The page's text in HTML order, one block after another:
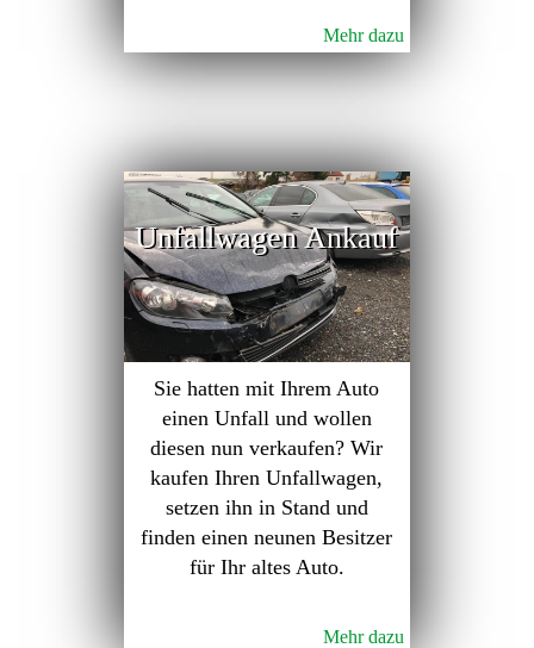
Mehr dazu
Unfallwagen Ankauf
Sie hatten mit Ihrem Auto
einen Unfall und wollen
diesen nun verkaufen? Wir
kaufen Ihren Unfallwagen,
setzen ihn in Stand und
finden einen neunen Besitzer
für Ihr altes Auto.
Mehr dazu